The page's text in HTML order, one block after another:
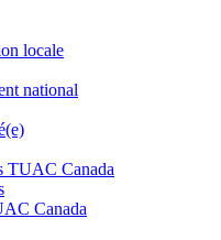
locale
national
TUAC Canada
Canada